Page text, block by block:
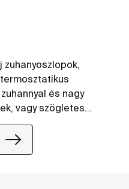
és nagy
vagy szögletes